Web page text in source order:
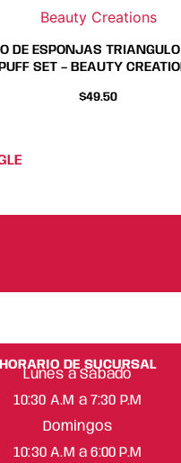
Beauty Creations
DE ESPONJAS
PUFF SET – BEAUTY
$49.50
HORARIO DE SUCURSAL
Lunes a Sábado
10:30 A.M a 7:30 P.M
Domingos
10:30 A.M a 6:00 P.M